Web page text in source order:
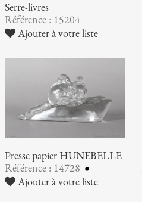
Serre-livres
Référence : 15204
Ajouter à votre liste
Presse papier HUNEBELLE
Référence : 14728
Ajouter à votre liste